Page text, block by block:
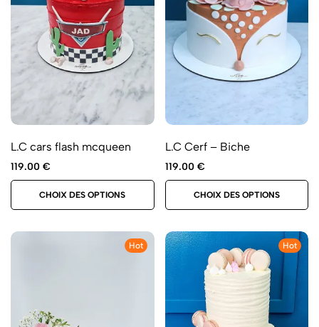
L.C cars flash mcqueen
119.00 €
CHOIX DES OPTIONS
L.C Cerf – Biche
119.00 €
CHOIX DES OPTIONS
Hot Hot